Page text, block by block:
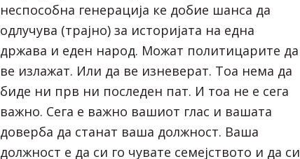
неспособна генерација ке добие шанса да
одлучува (трајно) за историјата на една
држава и еден народ. Можат политицарите да
ве излажат. Или да ве изневерат. Тоа нема да
биде ни прв ни последен пат. И тоа не е сега
важно. Сега е важно вашиот глас и вашата
доверба да станат ваша должност. Ваша
должност е да си го чувате семејството и да си